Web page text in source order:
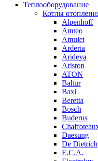
Теплооборудование
Котлы
Alpenhoff
Amteo
Amulet
Arderia
Arideya
Ariston
ATON
Baltur
Baxi
Beretta
Bosch
Buderus
Daesung
De Dietrich
E.C.A.